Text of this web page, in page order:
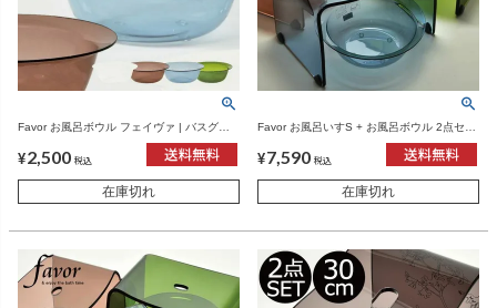
Favor お風呂ボウル フェイヴァ | バスグッ
¥2,500 税込
在庫切れ
Favor お風呂いすS + お風呂ボウル 2点セッ
ト | バスグッズ・風呂椅子
¥7,590 税込
在庫切れ